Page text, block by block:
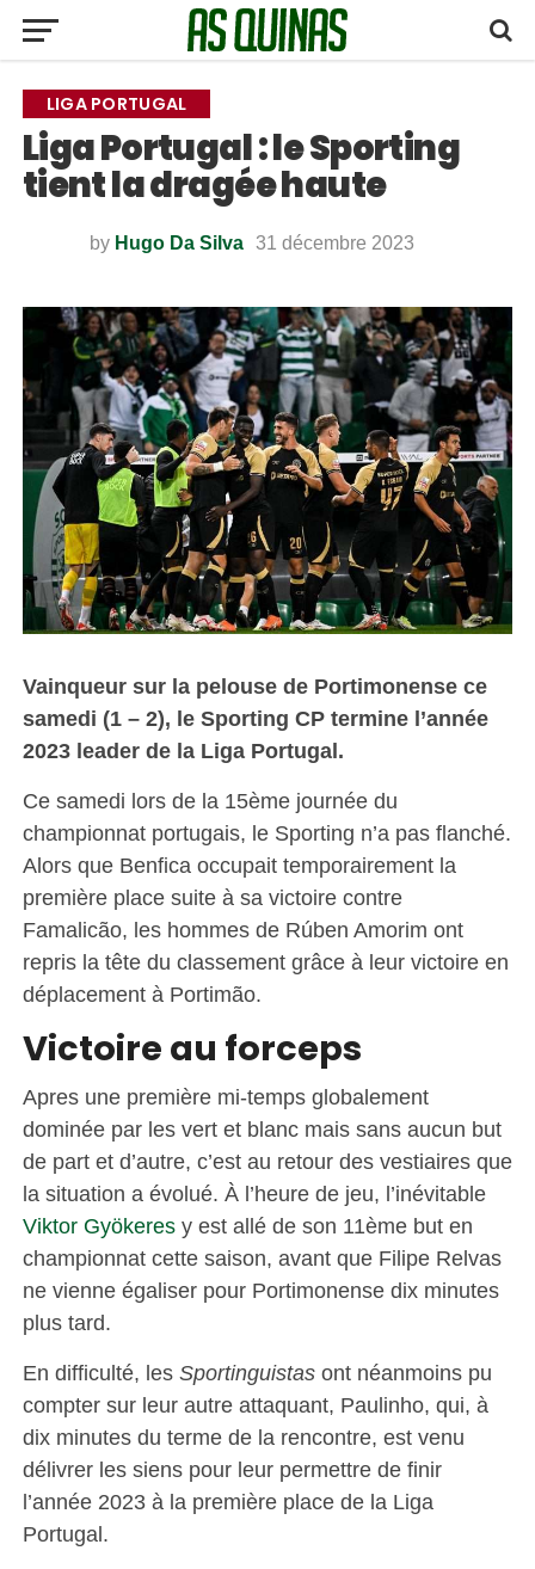
LIGA PORTUGAL
Liga Portugal : le Sporting
tient la dragée haute
by Hugo Da Silva 31 décembre 2023
Vainqueur sur la pelouse de Portimonense ce
samedi (1 – 2), le Sporting CP termine l’année
2023 leader de la Liga Portugal.
Ce samedi lors de la 15ème journée du
championnat portugais, le Sporting n’a pas flanché.
Alors que Benfica occupait temporairement la
première place suite à sa victoire contre
Famalicão, les hommes de Rúben Amorim ont
repris la tête du classement grâce à leur victoire en
déplacement à Portimão.
Victoire au forceps
Apres une première mi-temps globalement
dominée par les vert et blanc mais sans aucun but
de part et d’autre, c’est au retour des vestiaires que
la situation a évolué. À l’heure de jeu, l’inévitable
Viktor Gyökeresy est allé de son 11ème but en
championnat cette saison, avant que Filipe Relvas
ne vienne égaliser pour Portimonense dix minutes
plus tard.
En difficulté, les Sportinguistasont néanmoins pu
compter sur leur autre attaquant, Paulinho, qui, à
dix minutes du terme de la rencontre, est venu
délivrer les siens pour leur permettre de finir
l’année 2023 à la première place de la Liga
Portugal.